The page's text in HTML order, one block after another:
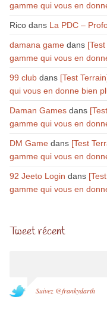
gamme qui vous en
Ricodans La PDC –
damana gamedans
gamme qui vous en
99 clubdans [Test
qui vous en donne bien
Daman Gamesdans
gamme qui vous en
DM Gamedans [Test
gamme qui vous en
92 Jeeto Login dans
gamme qui vous en
Tweet récent
Suivez @frankydarth